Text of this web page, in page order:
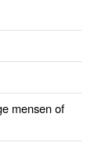
mensen of